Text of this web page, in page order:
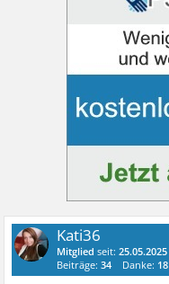
Kati36
Mitglied seit:25.05.2025
Beiträge:34 Danke: 18